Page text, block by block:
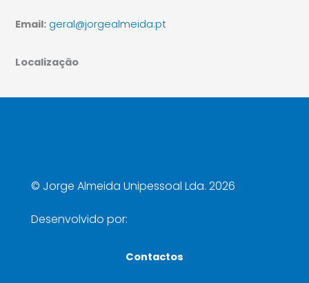
Email: geral@jorgealmeida.pt
Localização
© Jorge Almeida Unipessoal Lda. 2026
Desenvolvido por:
Contactos